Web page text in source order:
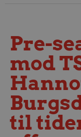
Pre-
mod
til